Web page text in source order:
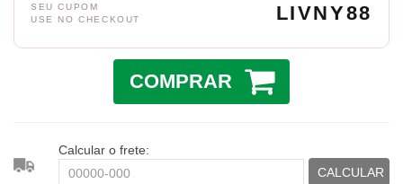
SEU CUPOM
USE NO CHECKOUT
LIVNY88
COMPRAR
Calcular o frete:
CALCULAR